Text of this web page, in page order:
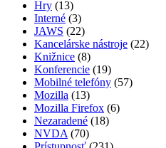
Hry (13)
Interné (3)
JAWS (22)
Kancelárske nástroje (22)
Knižnice (8)
Konferencie (19)
Mobilné telefóny (57)
Mozilla (13)
Mozilla Firefox (6)
Nezaradené (18)
NVDA (70)